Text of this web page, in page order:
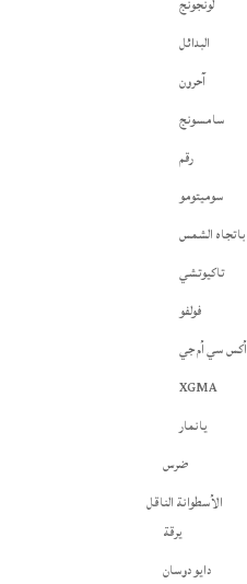
البدائل
آحرون
سامسونج
رقم
سوميتومو
باتجاه الشمس
تاكيوتشي
فولفو
أكس سي أم جي
XGMA
يانمار
ضرس
الأسطوانة الناقل
يرقة
دايو دوسان